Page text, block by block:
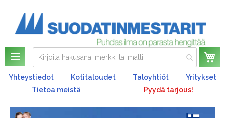
Yhteystiedot Kotitaloudet Taloyhtiöt
Yritykset
Tietoa meistä
Pyydä tarjous!